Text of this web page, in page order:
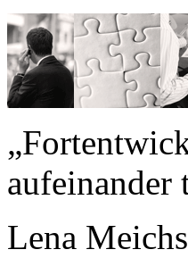
aufeinander
Lena